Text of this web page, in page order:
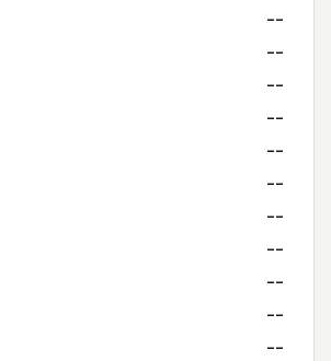
--
--
--
--
--
--
--
--
--
--
--